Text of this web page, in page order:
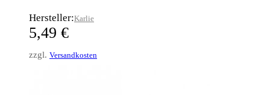
Hersteller:Karlie
5,49 €
zzgl. Versandkosten